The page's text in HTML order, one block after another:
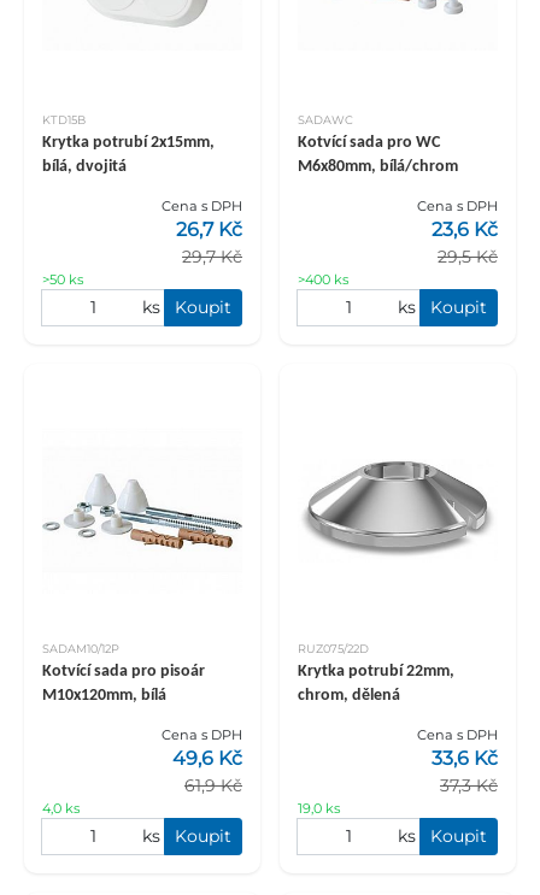
KTD15B
Krytka potrubí 2x15mm,
bílá, dvojitá
Cena s DPH
29,7 Kč
26,7 Kč
>50 ks
ks Koupit
SADAWC
Kotvící sada pro WC
M6x80mm, bílá/chrom
Cena s DPH
29,5 Kč
23,6 Kč
>400 ks
ks Koupit
SADAM10/12P
Kotvící sada pro pisoár
M10x120mm, bílá
Cena s DPH
61,9 Kč
49,6 Kč
4,0 ks
ks Koupit
RUZ075/22D
Krytka potrubí 22mm,
chrom, dělená
Cena s DPH
37,3 Kč
33,6 Kč
19,0 ks
ks Koupit